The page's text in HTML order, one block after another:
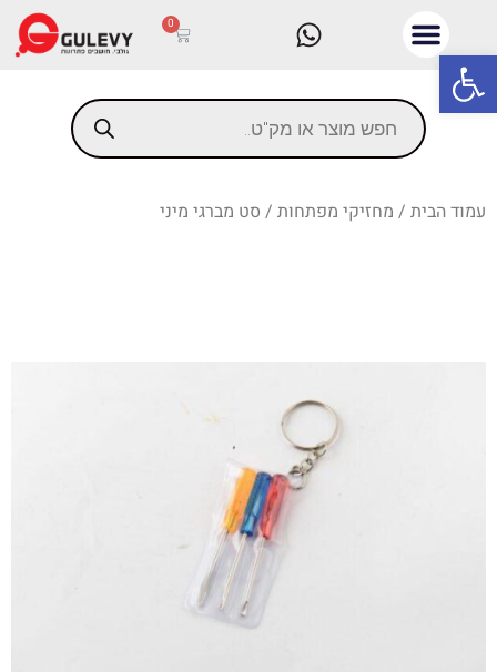
פתח סרגל נגישות
0
עמוד הבית / מחזיקי מפתחות / סט מברגי מיני